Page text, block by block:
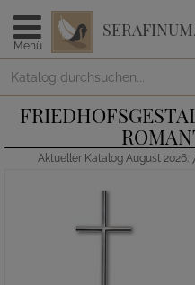
Menü
SERAFINUM
Aktueller Katalog August 2026: